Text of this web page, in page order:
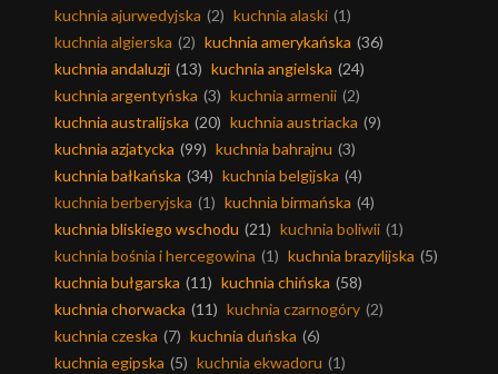
kuchnia ajurwedyjska (2) kuchnia alaski (1)
kuchnia algierska (2) kuchnia amerykańska (36)
kuchnia andaluzji (13) kuchnia angielska (24)
kuchnia argentyńska (3) kuchnia armenii (2)
kuchnia australijska (20) kuchnia austriacka (9)
kuchnia azjatycka (99) kuchnia bahrajnu (3)
kuchnia bałkańska (34) kuchnia belgijska (4)
kuchnia berberyjska (1) kuchnia birmańska (4)
kuchnia bliskiego wschodu (21) kuchnia boliwii (1)
kuchnia bośnia i hercegowina (1) kuchnia brazylijska (5)
kuchnia bułgarska (11) kuchnia chińska (58)
kuchnia chorwacka (11) kuchnia czarnogóry (2)
kuchnia czeska (7) kuchnia duńska (6)
kuchnia egipska (5) kuchnia ekwadoru (1)